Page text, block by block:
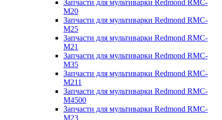
Запчасти для мультиварки Redmond RMC-
M20
Запчасти для мультиварки Redmond RMC-
M25
Запчасти для мультиварки Redmond RMC-
M21
Запчасти для мультиварки Redmond RMC-
M35
Запчасти для мультиварки Redmond RMC-
M211
Запчасти для мультиварки Redmond RMC-
M4500
Запчасти для мультиварки Redmond RMC-
M23